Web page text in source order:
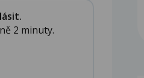
2 minuty.